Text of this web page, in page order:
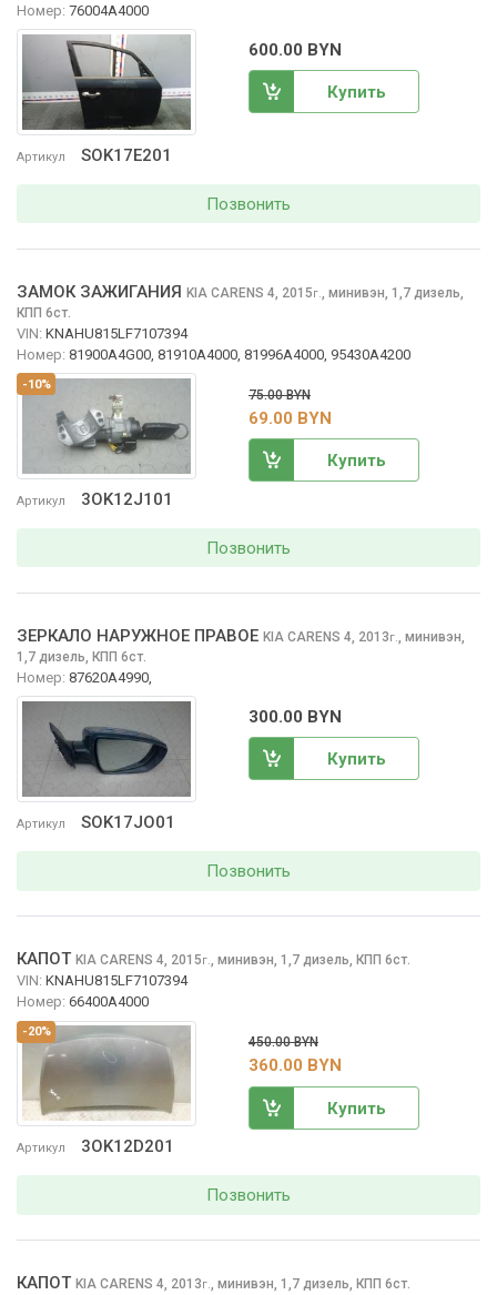
Артикул SOK17E201
Номер: 76004A4000
600.00 BYN
Купить
Позвонить
-10%
Артикул 3OK12J101
ЗАМОК ЗАЖИГАНИЯ KIA CARENS 4, 2015г., минивэн, 1,7 дизель,
КПП 6ст.
VIN: KNAHU815LF7107394
Номер: 81900A4G00, 81910A4000, 81996A4000, 95430A4200
75.00 BYN
69.00 BYN
Купить
Позвонить
Артикул SOK17JO01
ЗЕРКАЛО НАРУЖНОЕ ПРАВОЕ KIA CARENS 4, 2013г., минивэн,
1,7 дизель, КПП 6ст.
Номер: 87620A4990,
300.00 BYN
Купить
Позвонить
-20%
Артикул 3OK12D201
КАПОТ KIA CARENS 4, 2015г., минивэн, 1,7 дизель, КПП 6ст.
VIN: KNAHU815LF7107394
Номер: 66400A4000
450.00 BYN
360.00 BYN
Купить
Позвонить
КАПОТ KIA CARENS 4, 2013г., минивэн, 1,7 дизель, КПП 6ст.